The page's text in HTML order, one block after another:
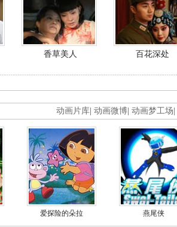
香草美人 百花深处
动画片库 动画微博 动画梦工场
爱探险的朵拉 燕尾侠